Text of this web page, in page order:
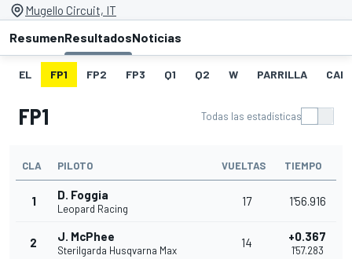
Mugello Circuit, IT
ResumenResultadosNoticias
EL FP1 FP2 FP3 Q1 Q2 W PARRILLA
FP1 Todas las estadísticas
CLA PILOTO VUELTAS TIEMPO
1 D. Foggia
Leopard Racing
17 1'56.916
2 J. McPhee
Sterilgarda Husqvarna Max
14 +0.367
1'57.283